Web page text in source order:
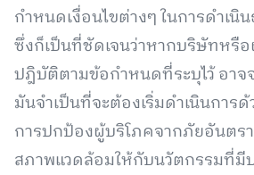
กำหนดเงื่อนไขต่างๆ ในการดำเนิ
ซึ่งก็เป็นที่ชัดเจนว่าหากบริษัทหรื
ปฎิบัติตามข้อกำหนดที่ระบุไว้ อาจ
มันจำเป็นที่จะต้องเริ่มดำเนินการ
การปกป้องผู้บริโภคจากภัยอันตรา
สภาพแวดล้อมให้กับนวัตกรรมที่มี